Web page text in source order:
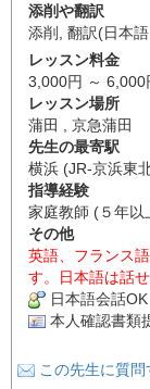
添削や翻訳
添削
翻訳(日本
レッスン料金
3,000円 ～ 6,000
レッスン場所
蒲田 , 京急蒲田
先生の最寄駅
横浜 (JR-京浜東
指導経験
家庭教師 (５年以
その他
英語、フランス
す。日本語は話
日本語会話OK
本人確認書類
この先生に質問